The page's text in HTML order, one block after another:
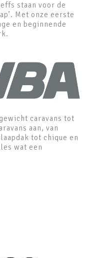
staan voor de
Met onze eerste
en beginnende
caravans tot
aan, van
tot chique en
wat een